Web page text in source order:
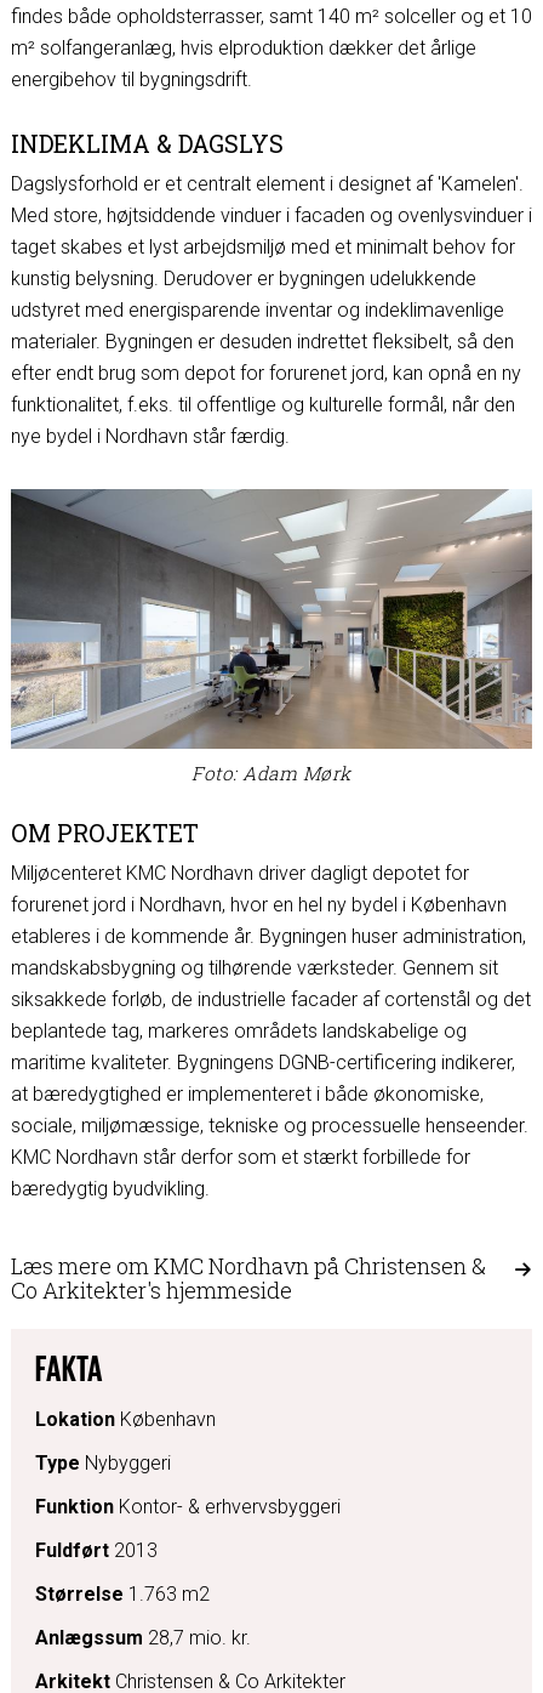
findes både opholdsterrasser, samt 140 m² solceller og et 10
m² solfangeranlæg, hvis elproduktion dækker det årlige
energibehov til bygningsdrift.
INDEKLIMA & DAGSLYS
Dagslysforhold er et centralt element i designet af 'Kamelen'.
Med store, højtsiddende vinduer i facaden og ovenlysvinduer i
taget skabes et lyst arbejdsmiljø med et minimalt behov for
kunstig belysning. Derudover er bygningen udelukkende
udstyret med energisparende inventar og indeklimavenlige
materialer. Bygningen er desuden indrettet fleksibelt, så den
efter endt brug som depot for forurenet jord, kan opnå en ny
funktionalitet, f.eks. til offentlige og kulturelle formål, når den
nye bydel i Nordhavn står færdig.
Foto: Adam Mørk
OM PROJEKTET
Miljøcenteret KMC Nordhavn driver dagligt depotet for
forurenet jord i Nordhavn, hvor en hel ny bydel i København
etableres i de kommende år. Bygningen huser administration,
mandskabsbygning og tilhørende værksteder. Gennem sit
siksakkede forløb, de industrielle facader af cortenstål og det
beplantede tag, markeres områdets landskabelige og
maritime kvaliteter. Bygningens DGNB-certificering indikerer,
at bæredygtighed er implementeret i både økonomiske,
sociale, miljømæssige, tekniske og processuelle henseender.
KMC Nordhavn står derfor som et stærkt forbillede for
bæredygtig byudvikling.
Læs mere om KMC Nordhavn på Christensen &
Co Arkitekter's hjemmeside
FAKTA
LokationKøbenhavn
Type Nybyggeri
FunktionKontor- & erhvervsbyggeri
Fuldført2013
Størrelse 1.763 m2
Anlægssum 28,7 mio. kr.
ArkitektChristensen & Co Arkitekter